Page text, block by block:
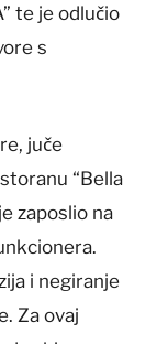
te je odlučio
s
juče
“Bella
zaposlio na
i negiranje
Za ovaj